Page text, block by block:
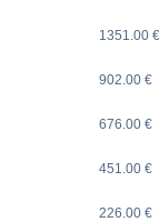
1351.00 €
902.00 €
676.00 €
451.00 €
226.00 €